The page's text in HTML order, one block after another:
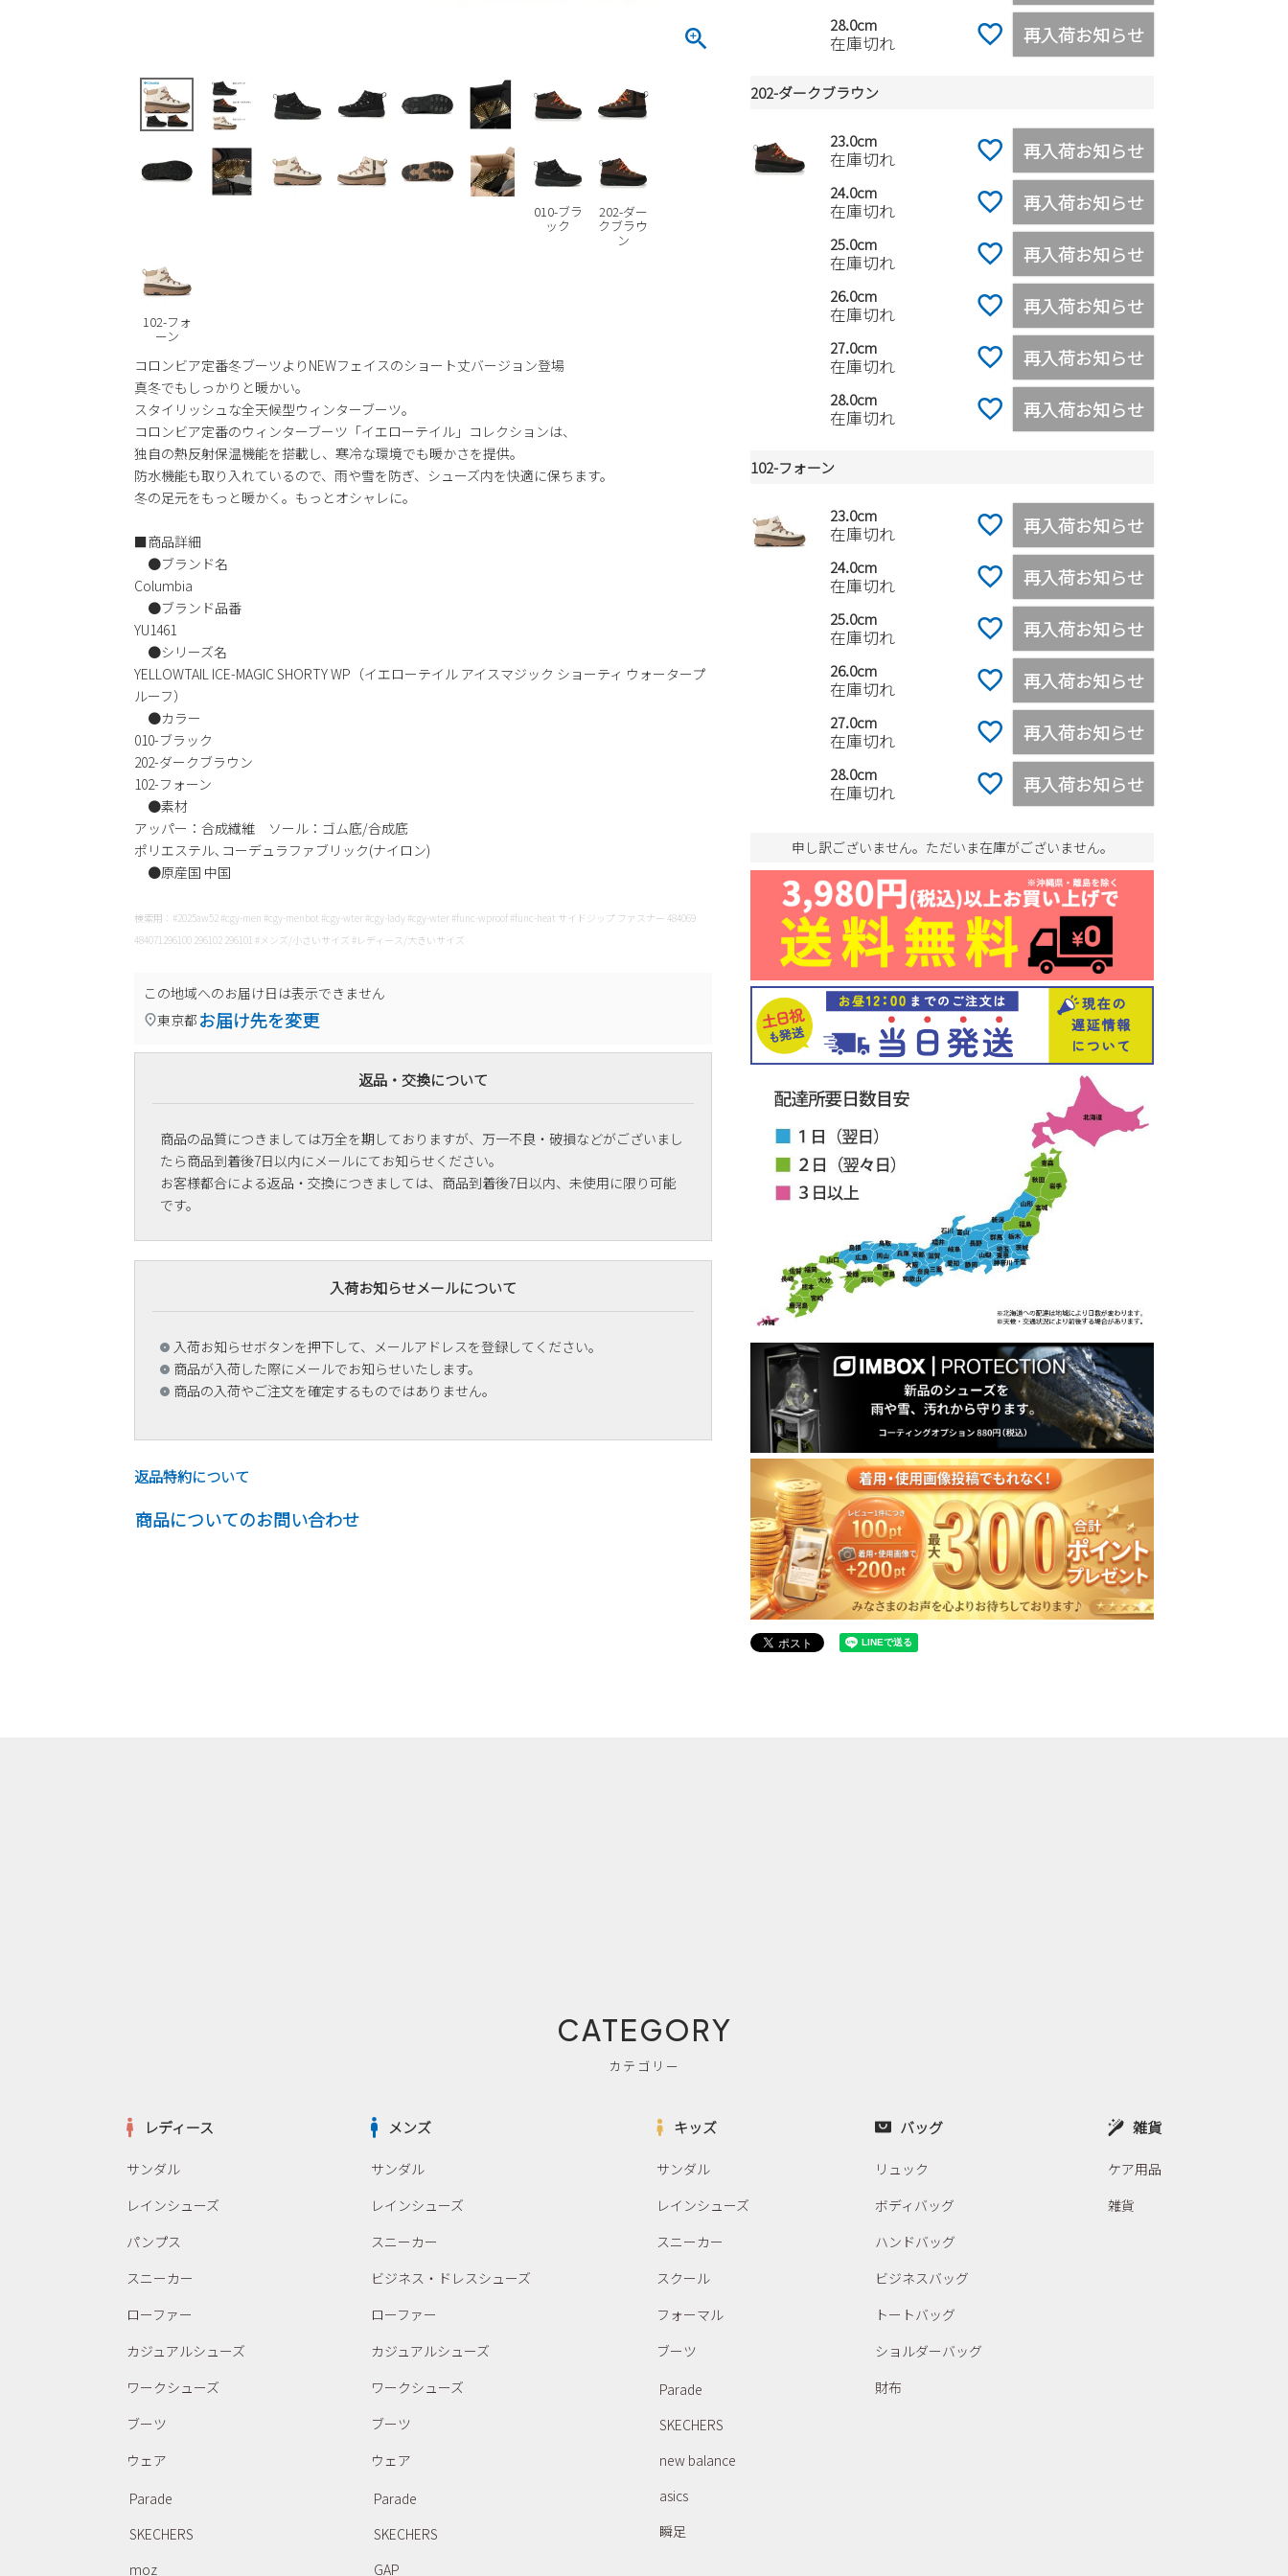
010-ブラ
ック
202-ダー
クブラウ
ン
102-フォ
ーン
コロンビア定番冬ブーツよりNEWフェイスのショート丈バージョン登場
真冬でもしっかりと暖かい。
スタイリッシュな全天候型ウィンターブーツ。
コロンビア定番のウィンターブーツ「イエローテイル」コレクションは、
独自の熱反射保温機能を搭載し、寒冷な環境でも暖かさを提供。
防水機能も取り入れているので、雨や雪を防ぎ、シューズ内を快適に保ちます。
冬の足元をもっと暖かく。もっとオシャレに。
■商品詳細
●ブランド名
Columbia
●ブランド品番
YU1461
●シリーズ名
YELLOWTAIL ICE-MAGIC SHORTY WP（イエローテイル アイスマジック ショーティ ウォータープ
ルーフ）
●カラー
010-ブラック
202-ダークブラウン
102-フォーン
●素材
アッパー：合成繊維 ソール：ゴム底/合成底
ポリエステル､コーデュラファブリック(ナイロン)
●原産国 中国
検索用：#2025aw52 #cgy-men #cgy-menbot #cgy-wter #cgy-lady #cgy-wter #func-wproof #func-heat サイドジップ ファスナー 484069
484071296100 296102 296101 #メンズ/小さいサイズ #レディース/大きいサイズ
この地域へのお届け日は表示できません
東京都 お届け先を変更
返品・交換について
商品の品質につきましては万全を期しておりますが、万一不良・破損などがございまし
たら商品到着後7日以内にメールにてお知らせください。
お客様都合による返品・交換につきましては、商品到着後7日以内、未使用に限り可能
です。
入荷お知らせメールについて
入荷お知らせボタンを押下して、メールアドレスを登録してください。
商品が入荷した際にメールでお知らせいたします。
商品の入荷やご注文を確定するものではありません。
返品特約について
商品についてのお問い合わせ
28.0cm
在庫切れ 再入荷お知らせ
202-ダークブラウン
23.0cm
在庫切れ 再入荷お知らせ
24.0cm
在庫切れ 再入荷お知らせ
25.0cm
在庫切れ 再入荷お知らせ
26.0cm
在庫切れ 再入荷お知らせ
27.0cm
在庫切れ 再入荷お知らせ
28.0cm
在庫切れ 再入荷お知らせ
102-フォーン
23.0cm
在庫切れ 再入荷お知らせ
24.0cm
在庫切れ 再入荷お知らせ
25.0cm
在庫切れ 再入荷お知らせ
26.0cm
在庫切れ 再入荷お知らせ
27.0cm
在庫切れ 再入荷お知らせ
28.0cm
在庫切れ 再入荷お知らせ
申し訳ございません。ただいま在庫がございません。
CATEGORY
カテゴリー
レディース
サンダル
レインシューズ
パンプス
スニーカー
ローファー
カジュアルシューズ
ワークシューズ
ブーツ
ウェア
Parade
SKECHERS
moz
メンズ
サンダル
レインシューズ
スニーカー
ビジネス・ドレスシューズ
ローファー
カジュアルシューズ
ワークシューズ
ブーツ
ウェア
Parade
SKECHERS
GAP
キッズ
サンダル
レインシューズ
スニーカー
スクール
フォーマル
ブーツ
Parade
SKECHERS
new balance
asics
瞬足
バッグ
リュック
ボディバッグ
ハンドバッグ
ビジネスバッグ
トートバッグ
ショルダーバッグ
財布
雑貨
ケア用品
雑貨